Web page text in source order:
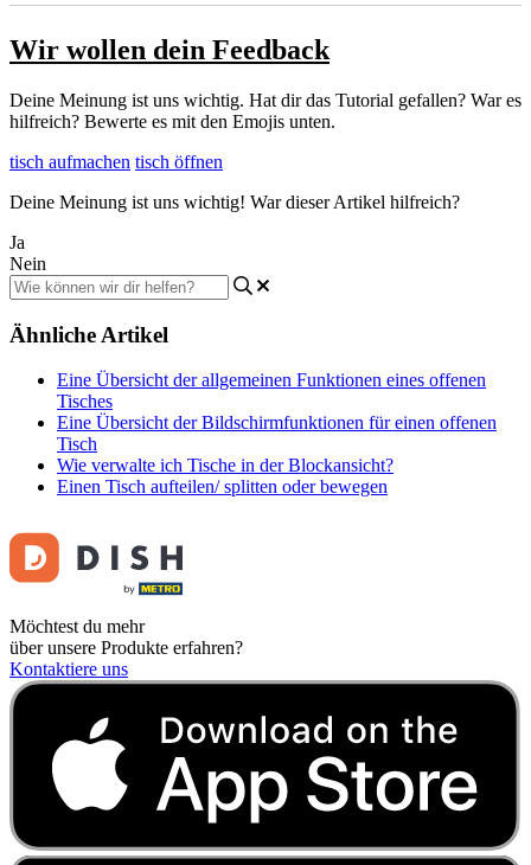
Wir wollen dein Feedback
Deine Meinung ist uns wichtig. Hat dir das Tutorial gefallen? War es
hilfreich? Bewerte es mit den Emojis unten.
tisch aufmachen tisch öffnen
Deine Meinung ist uns wichtig! War dieser Artikel hilfreich?
Ja
Nein
Ähnliche Artikel
Eine Übersicht der allgemeinen Funktionen eines offenen
Tisches
Eine Übersicht der Bildschirmfunktionen für einen offenen
Tisch
Wie verwalte ich Tische in der Blockansicht?
Einen Tisch aufteilen/ splitten oder bewegen
Möchtest du mehr
über unsere Produkte erfahren?
Kontaktiere uns